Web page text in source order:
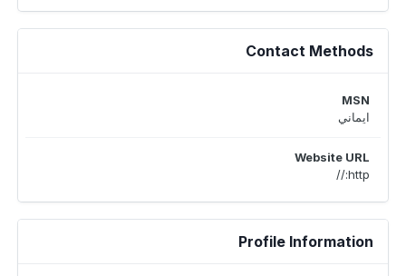
Contact Methods
MSN
ايماني
Website URL
http://
Profile Information